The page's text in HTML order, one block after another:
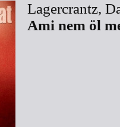
Lagercrantz,
Ami nem öl